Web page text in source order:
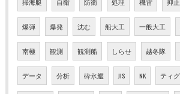
爆弾 爆発 沈む 船大工 一般大工
南極 観測 観測船 しらせ 越冬隊
データ 分析 砕氷艦 JIS NK ティグ